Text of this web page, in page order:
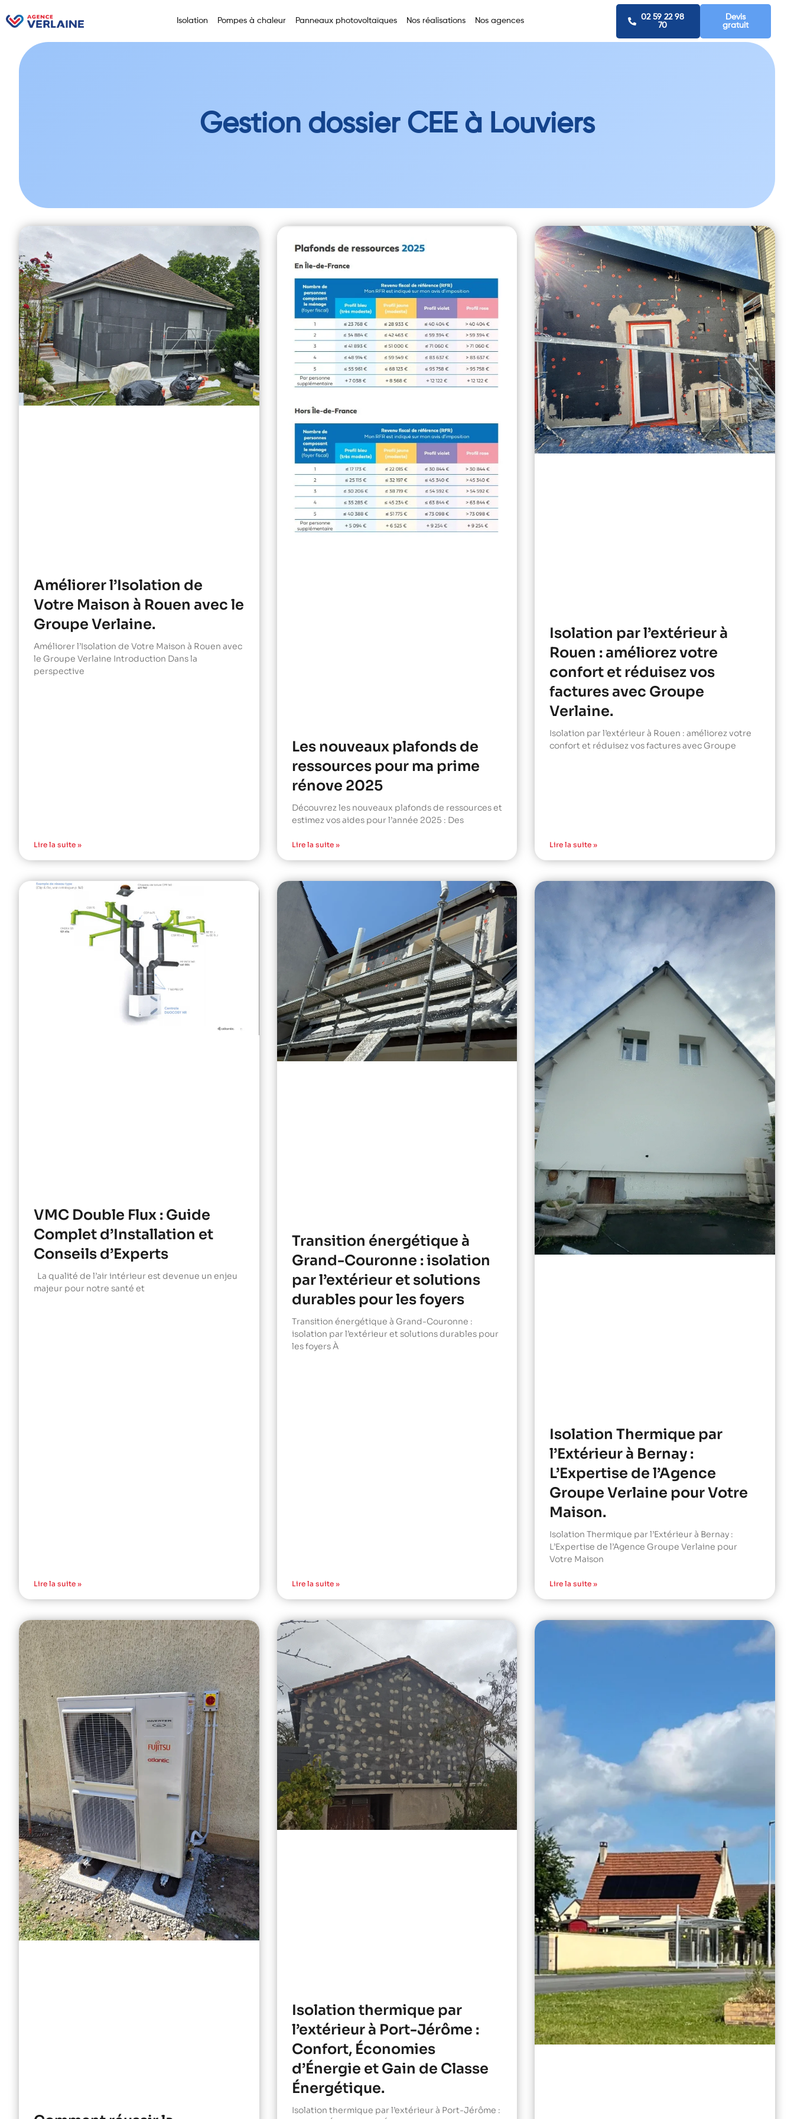
Isolation Pompes à chaleur Panneaux photovoltaïques Nos réalisations Nos agences
02 59 22 98
70
Devis
gratuit
Gestion dossier CEE à Louviers
Améliorer l’Isolation de
Votre Maison à Rouen avec le
Groupe Verlaine.
Améliorer l’Isolation de Votre Maison à Rouen avec
le Groupe Verlaine Introduction Dans la
perspective
Lire la suite »
Les nouveaux plafonds de
ressources pour ma prime
rénove 2025
Découvrez les nouveaux plafonds de ressources et
estimez vos aides pour l’année 2025 : Des
Lire la suite »
Isolation par l’extérieur à
Rouen : améliorez votre
confort et réduisez vos
factures avec Groupe
Verlaine.
Isolation par l’extérieur à Rouen : améliorez votre
confort et réduisez vos factures avec Groupe
Lire la suite »
VMC Double Flux : Guide
Complet d’Installation et
Conseils d’Experts
La qualité de l’air intérieur est devenue un enjeu
majeur pour notre santé et
Lire la suite »
Transition énergétique à
Grand-Couronne : isolation
par l’extérieur et solutions
durables pour les foyers
Transition énergétique à Grand-Couronne :
isolation par l’extérieur et solutions durables pour
les foyers À
Lire la suite »
Isolation Thermique par
l’Extérieur à Bernay :
L’Expertise de l’Agence
Groupe Verlaine pour Votre
Maison.
Isolation Thermique par l’Extérieur à Bernay :
L’Expertise de l’Agence Groupe Verlaine pour
Votre Maison
Lire la suite »
Isolation thermique par
l’extérieur à Port-Jérôme :
Confort, Économies
d’Énergie et Gain de Classe
Énergétique.
Isolation thermique par l’extérieur à Port-Jérôme :